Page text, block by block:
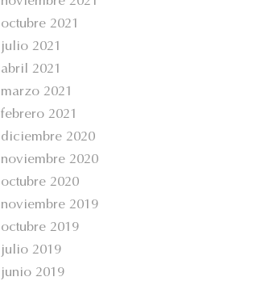
octubre 2021
julio 2021
abril 2021
marzo 2021
febrero 2021
diciembre 2020
noviembre 2020
octubre 2020
noviembre 2019
octubre 2019
julio 2019
junio 2019